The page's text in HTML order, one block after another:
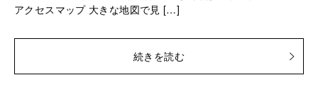
アクセスマップ 大きな地図で見 […]
続きを読む